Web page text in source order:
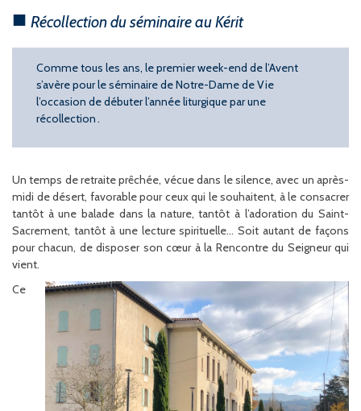
Récollection du séminaire au Kérit
Comme tous les ans, le premier week-end de l’Avent
s’avère pour le séminaire de Notre-Dame de Vie
l’occasion de débuter l’année liturgique par une
récollection .
Un temps de retraite prêchée, vécue dans le silence, avec un après-
midi de désert, favorable pour ceux qui le souhaitent, à le consacrer
tantôt à une balade dans la nature, tantôt à l’adoration du Saint-
Sacrement, tantôt à une lecture spirituelle… Soit autant de façons
pour chacun, de disposer son cœur à la Rencontre du Seigneur qui
vient.
Ce